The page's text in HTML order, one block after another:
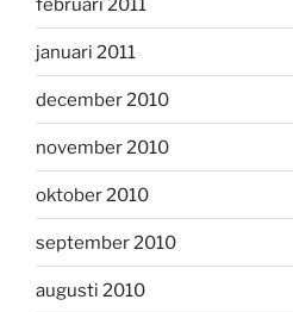
februari 2011
januari 2011
december 2010
november 2010
oktober 2010
september 2010
augusti 2010